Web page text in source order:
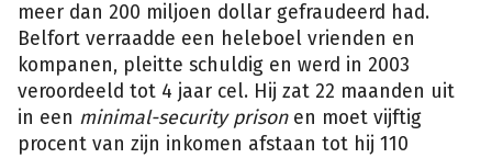
meer dan 200 miljoen dollar gefraudeerd had.
Belfort verraadde een heleboel vrienden en
kompanen, pleitte schuldig en werd in 2003
veroordeeld tot 4 jaar cel. Hij zat 22 maanden uit
in een minimal-security prisonen moet vijftig
procent van zijn inkomen afstaan tot hij 110